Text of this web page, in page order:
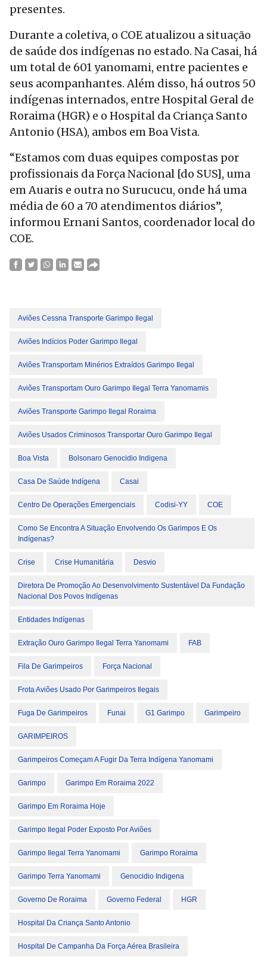
presentes.
Durante a coletiva, o COE atualizou a situação
de saúde dos indígenas no estado. Na Casai, há
um total de 601 yanomami, entre pacientes e
seus acompanhantes. Além disso, há outros 50
indígenas internados, entre Hospital Geral de
Roraima (HGR) e o Hospital da Criança Santo
Antonio (HSA), ambos em Boa Vista.
“Estamos com duas equipes compostas por
profissionais da Força Nacional [do SUS], uma
em Auaris e outra no Surucucu, onde há uma
média de 60 a 70 atendimentos diários”,
informou Ernani Santos, coordenador local do
COE.
Aviões Cessna Transporte Garimpo Ilegal
Aviões Indícios Poder Garimpo Ilegal
Aviões Transportam Minérios Extraídos Garimpo Ilegal
Aviões Transportam Ouro Garimpo Ilegal Terra Yanomamis
Aviões Transporte Garimpo Ilegal Roraima
Aviões Usados Criminosos Transportar Ouro Garimpo Ilegal
Boa Vista Bolsonaro Genocidio Indigena
Casa De Saúde Indígena Casai
Centro De Operações Emergenciais Codisi-YY COE
Como Se Encontra A Situação Envolvendo Os Garimpos E Os
Indígenas?
Crise Crise Humanitária Desvio
Diretora De Promoção Ao Desenvolvimento Sustentável Da Fundação
Nacional Dos Povos Indígenas
Entidades Indígenas
Extração Ouro Garimpo Ilegal Terra Yanomami FAB
Fila De Garimpeiros Força Nacional
Frota Aviões Usado Por Garimpeiros Ilegais
Fuga De Garimpeiros Funai G1 Garimpo Garimpeiro
GARIMPEIROS
Garimpeiros Começam A Fugir Da Terra Indígena Yanomami
Garimpo Garimpo Em Roraima 2022
Garimpo Em Roraima Hoje
Garimpo Ilegal Poder Exposto Por Aviões
Garimpo Ilegal Terra Yanomami Garimpo Roraima
Garimpo Terra Yanomami Genocidio Indigena
Governo De Roraima Governo Federal HGR
Hospital Da Criança Santo Antonio
Hospital De Campanha Da Força Aérea Brasileira